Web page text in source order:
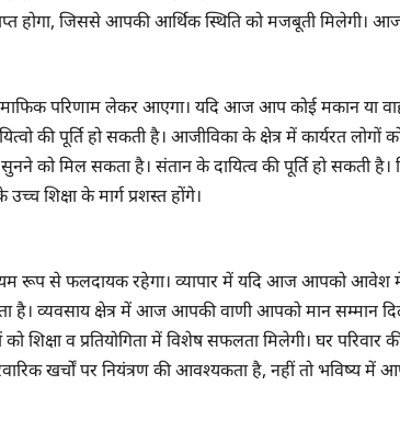
होगा, जिससे आपकी आर्थिक स्थिति को मजबूती मिलेगी। आज
परिणाम लेकर आएगा। यदि आज आप कोई मकान या
की पूर्ति हो सकती है। आजीविका के क्षेत्र में कार्यरत
को मिल सकता है। संतान के दायित्व की पूर्ति हो सकती है।
उच्च शिक्षा के मार्ग प्रशस्त होंगे।
रूप से फलदायक रहेगा। व्यापार में यदि आज आपको आवेश
है। व्यवसाय क्षेत्र में आज आपकी वाणी आपको मान सम्मान
को शिक्षा व प्रतियोगिता में विशेष सफलता मिलेगी। घर
खर्चों पर नियंत्रण की आवश्यकता है, नहीं तो भविष्य